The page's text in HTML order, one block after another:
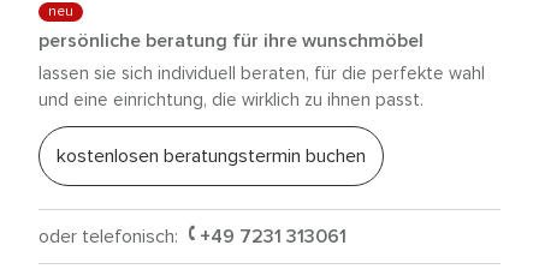
neu
persönliche beratung für ihre wunschmöbel
lassen sie sich individuell beraten, für die perfekte wahl
und eine einrichtung, die wirklich zu ihnen passt.
kostenlosen beratungstermin buchen
oder telefonisch: +49 7231 313061